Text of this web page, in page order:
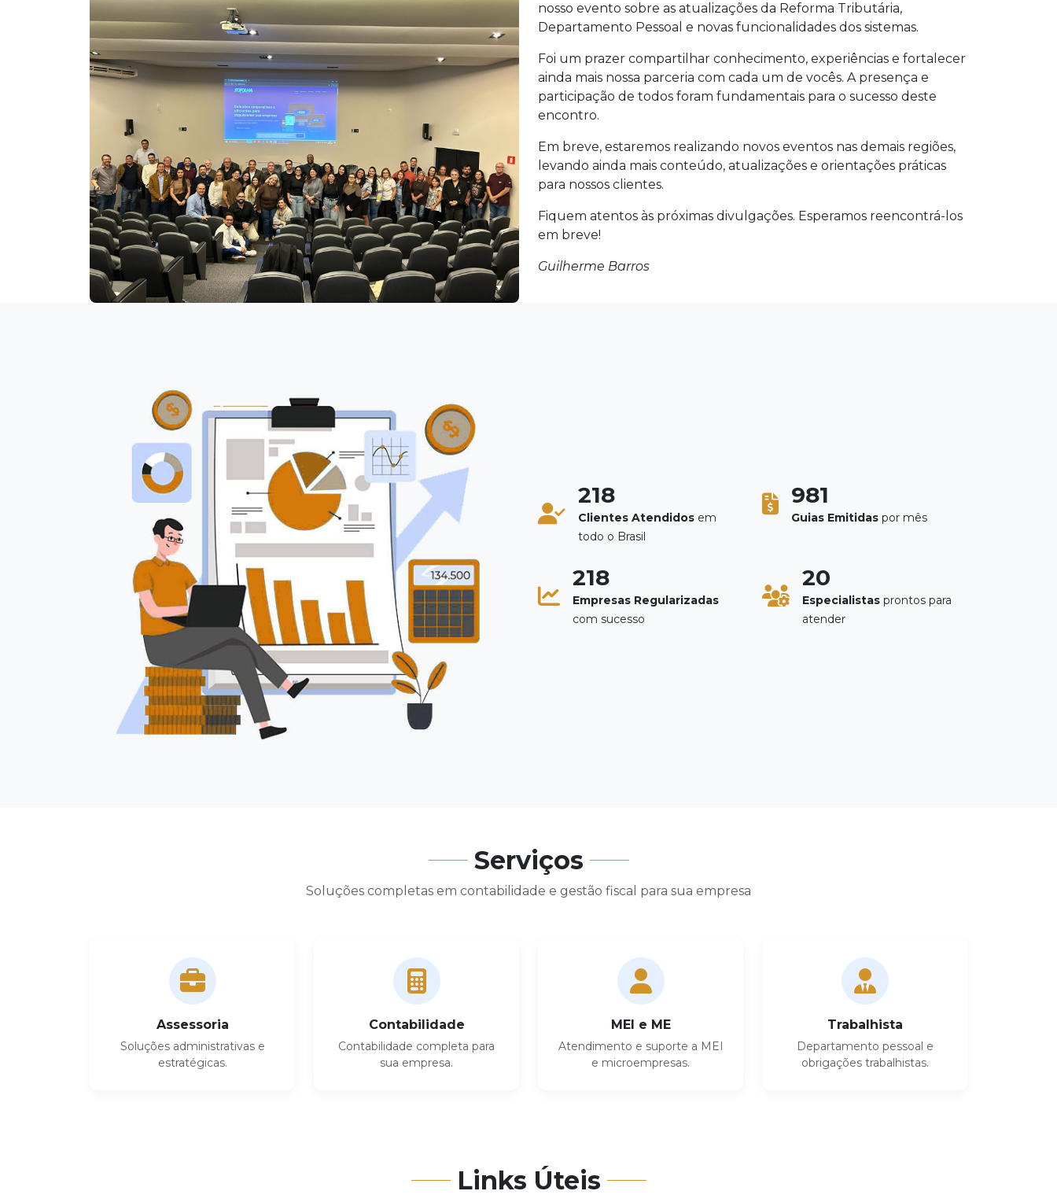
nosso evento sobre as atualizações da Reforma Tributária,
Departamento Pessoal e novas funcionalidades dos sistemas.
Foi um prazer compartilhar conhecimento, experiências e fortalecer
ainda mais nossa parceria com cada um de vocês. A presença e
participação de todos foram fundamentais para o sucesso deste
encontro.
Em breve, estaremos realizando novos eventos nas demais regiões,
levando ainda mais conteúdo, atualizações e orientações práticas
para nossos clientes.
Fiquem atentos às próximas divulgações. Esperamos reencontrá-los
em breve!
Guilherme Barros
246
Clientes Atendidos em
todo o Brasil
1098
Guias Emitidas por mês
244
Empresas Regularizadas
com sucesso
20
Especialistas prontos para
atender
Serviços
Soluções completas em contabilidade e gestão fiscal para sua empresa
Assessoria
Soluções administrativas e
estratégicas.
Contabilidade
Contabilidade completa para
sua empresa.
MEI e ME
Atendimento e suporte a MEI
e microempresas.
Trabalhista
Departamento pessoal e
obrigações trabalhistas.
Links Úteis